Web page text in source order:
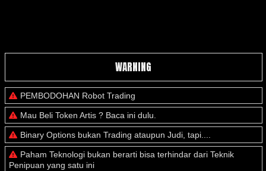
WARNING
PEMBODOHAN Robot Trading
Mau Beli Token Artis ? Baca ini dulu.
Binary Options bukan Trading ataupun Judi, tapi....
Paham Teknologi bukan berarti bisa terhindar dari Teknik
Penipuan yang satu ini